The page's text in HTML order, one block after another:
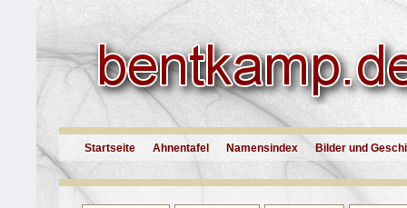
Startseite Ahnentafel Namensindex Bilder und